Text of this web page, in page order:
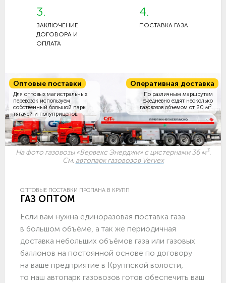
3.
ЗАКЛЮЧЕНИЕ
ДОГОВОРА И
ОПЛАТА
4.
ПОСТАВКА ГАЗА
Оптовые поставки
Для оптовых магистральных
перевозок используем
собственный большой парк
тягачей и полуприцепов.
Оперативная доставка
По различным маршрутам
ежедневно ездят несколько
газовозов объемом от 20 м3
На фото газовозы «Вервекс Энерджи» с цистернами 36 м3.
См. автопарк газовозов Vervex
ОПТОВЫЕ ПОСТАВКИ ПРОПАНА В КРУПП
ГАЗ ОПТОМ
Если вам нужна единоразовая поставка газа
в большом объёме, а так же периодичная
доставка небольших объёмов газа или газовых
баллонов на постоянной основе по договору
на ваше предприятие в Круппской волости,
то наш автопарк газовозов готов обеспечить ваш